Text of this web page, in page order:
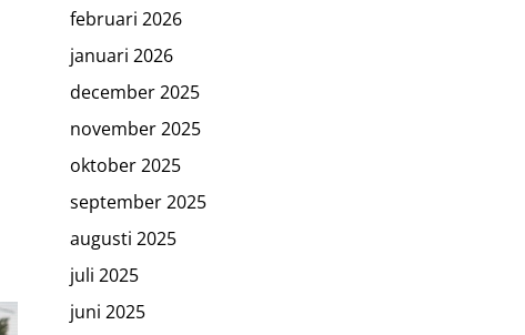
februari 2026
januari 2026
december 2025
november 2025
oktober 2025
september 2025
augusti 2025
juli 2025
juni 2025